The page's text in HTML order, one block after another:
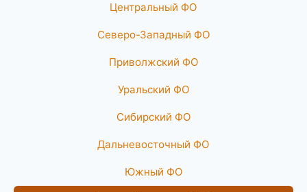
Центральный ФО
Северо-Западный ФО
Приволжский ФО
Уральский ФО
Сибирский ФО
Дальневосточный ФО
Южный ФО